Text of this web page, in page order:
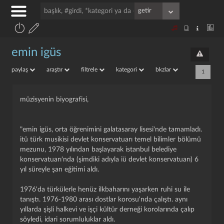
emin igüs
paylaş araştır filtrele kategori bkzlar 1
müzisyenin biyografisi,
"emin igüs, orta öğrenimini galatasaray lisesi'nde tamamladı.
itü türk musikisi devlet konservatuarı temel bilimler bölümü
mezunu, 1978 yılından başlayarak istanbul belediye
konservatuarı'nda (şimdiki adıyla iü devlet konservatuarı) 6
yıl süreyle şan eğitimi aldı.
1976'da türkülerle henüz ilkbaharını yaşarken ruhi su ile
tanıştı. 1976-1980 arası dostlar korosu'nda çalıştı. aynı
yıllarda şişli halkevi ve işçi kültür derneği korolarında çalıp
söyledi, idari sorumluluklar aldı.